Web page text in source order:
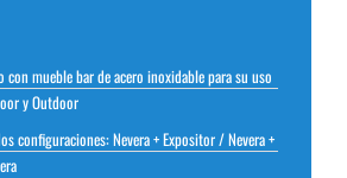
con mueble bar de acero inoxidable para su uso
y Outdoor
configuraciones: Nevera + Expositor / Nevera +